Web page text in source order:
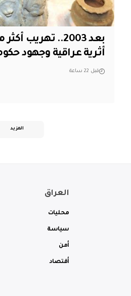
أثرية عراقية وجهود
قبل 22 ساعة
المزيد
العراق
محليات
سياسة
أمن
أقتصاد